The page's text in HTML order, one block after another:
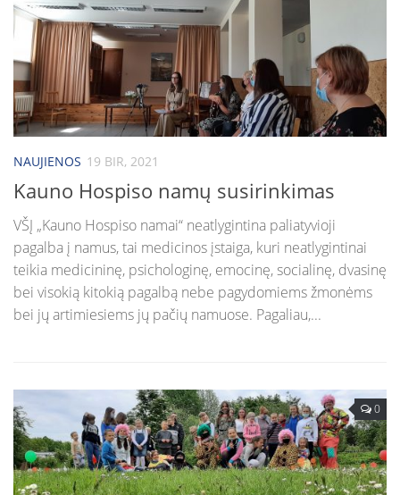
NAUJIENOS 19 BIR, 2021
Kauno Hospiso namų susirinkimas
VŠĮ „Kauno Hospiso namai“ neatlygintina paliatyvioji
pagalba į namus, tai medicinos įstaiga, kuri neatlygintinai
teikia medicininę, psichologinę, emocinę, socialinę, dvasinę
bei visokią kitokią pagalbą nebe pagydomiems žmonėms
bei jų artimiesiems jų pačių namuose. Pagaliau,...
0